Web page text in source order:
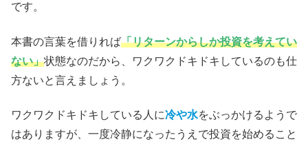
です。
本書の言葉を借りれば「リターンからしか投資を考えてい
ない」状態なのだから、ワクワクドキドキしているのも仕
方ないと言えましょう。
ワクワクドキドキしている人に冷や水をぶっかけるようで
はありますが、一度冷静になったうえで投資を始めること